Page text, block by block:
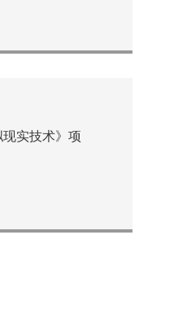
实技术》项